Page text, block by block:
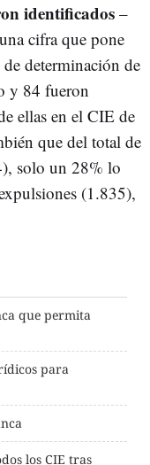
identificados –
cifra que pone
determinación de
y 84 fueron
ellas en el CIE de
que del total de
solo un 28% lo
(1.835),
que permita
para
los CIE tras